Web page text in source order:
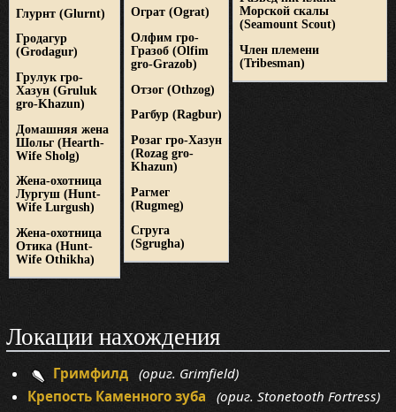
Глурнт(Glurnt)
Гродагур
(Grodagur)
Грулук гро-
Хазун(Gruluk
gro-Khazun)
Домашняя жена
Шольг(Hearth-
Wife Sholg)
Жена-охотница
Лургуш(Hunt-
Wife Lurgush)
Жена-охотница
Отика(Hunt-
Wife Othikha)
Ограт(Ograt)
Олфим гро-
Гразоб(Olfim
gro-Grazob)
Отзог(Othzog)
Рагбур(Ragbur)
Розаг гро-Хазун
(Rozag gro-
Khazun)
Рагмег
(Rugmeg)
Сгруга
(Sgrugha)
Морской скалы
(Seamount Scout)
Член племени
(Tribesman)
Локации нахождения
Гримфилд (ориг. Grimfield)
Крепость Каменного зуба
(ориг. Stonetooth Fortress)